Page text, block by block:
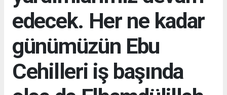
edecek. Her ne kadar
günümüzün Ebu
Cehilleri iş başında